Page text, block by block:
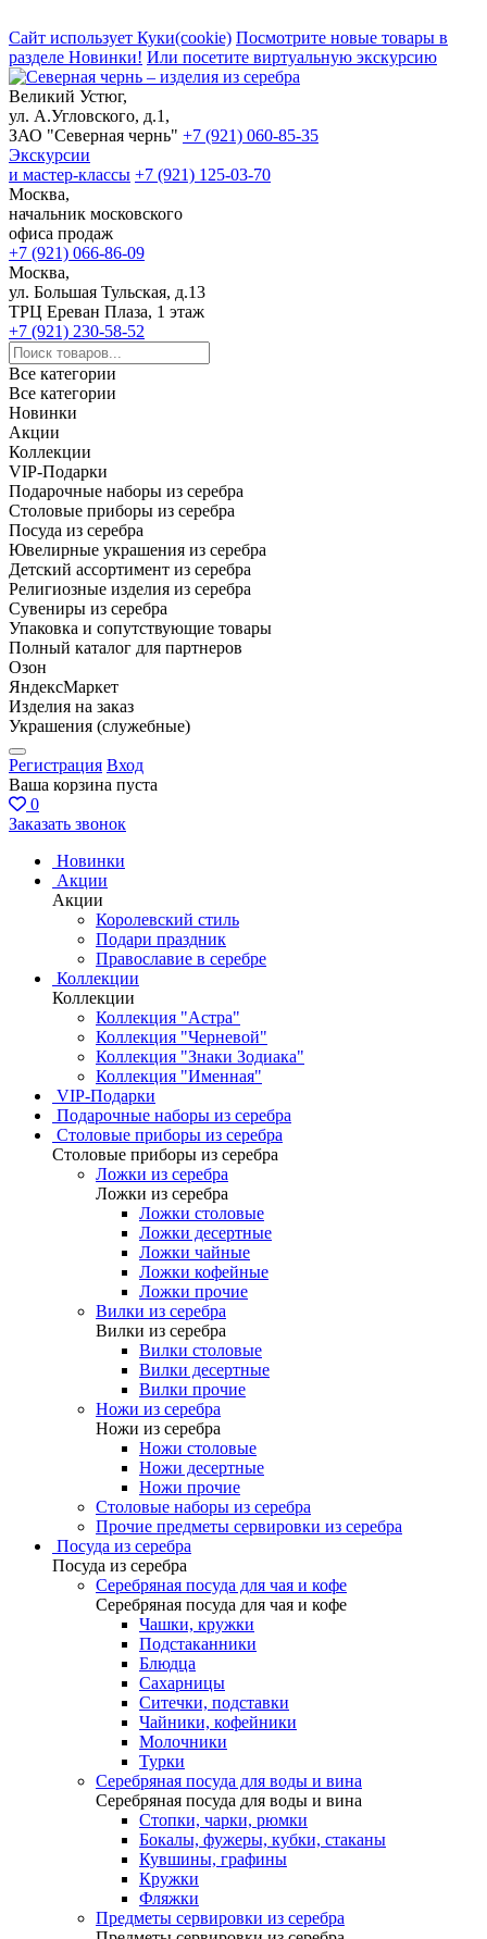
Сайт использует Куки(cookie) Посмотрите новые товары в
разделе Новинки! Или посетите виртуальную экскурсию
Великий Устюг,
ул. А.Угловского, д.1,
ЗАО "Северная чернь" +7 (921) 060-85-35
Экскурсии
и мастер-классы +7 (921) 125-03-70
Москва,
начальник московского
офиса продаж
+7 (921) 066-86-09
Москва,
ул. Большая Тульская, д.13
ТРЦ Ереван Плаза, 1 этаж
+7 (921) 230-58-52
Все категории
Все категории
Новинки
Акции
Коллекции
VIP-Подарки
Подарочные наборы из серебра
Столовые приборы из серебра
Посуда из серебра
Ювелирные украшения из серебра
Детский ассортимент из серебра
Религиозные изделия из серебра
Сувениры из серебра
Упаковка и сопутствующие товары
Полный каталог для партнеров
Озон
ЯндексМаркет
Изделия на заказ
Украшения (служебные)
Регистрация Вход
Ваша корзина пуста
0
Заказать звонок
Новинки
Акции
Акции
Королевский стиль
Подари праздник
Православие в серебре
Коллекции
Коллекции
Коллекция "Астра"
Коллекция "Черневой"
Коллекция "Знаки Зодиака"
Коллекция "Именная"
VIP-Подарки
Подарочные наборы из серебра
Столовые приборы из серебра
Столовые приборы из серебра
Ложки из серебра
Ложки из серебра
Ложки столовые
Ложки десертные
Ложки чайные
Ложки кофейные
Ложки прочие
Вилки из серебра
Вилки из серебра
Вилки столовые
Вилки десертные
Вилки прочие
Ножи из серебра
Ножи из серебра
Ножи столовые
Ножи десертные
Ножи прочие
Столовые наборы из серебра
Прочие предметы сервировки из серебра
Посуда из серебра
Посуда из серебра
Серебряная посуда для чая и кофе
Серебряная посуда для чая и кофе
Чашки, кружки
Подстаканники
Блюдца
Сахарницы
Ситечки, подставки
Чайники, кофейники
Молочники
Турки
Серебряная посуда для воды и вина
Серебряная посуда для воды и вина
Стопки, чарки, рюмки
Бокалы, фужеры, кубки, стаканы
Кувшины, графины
Кружки
Фляжки
Предметы сервировки из серебра